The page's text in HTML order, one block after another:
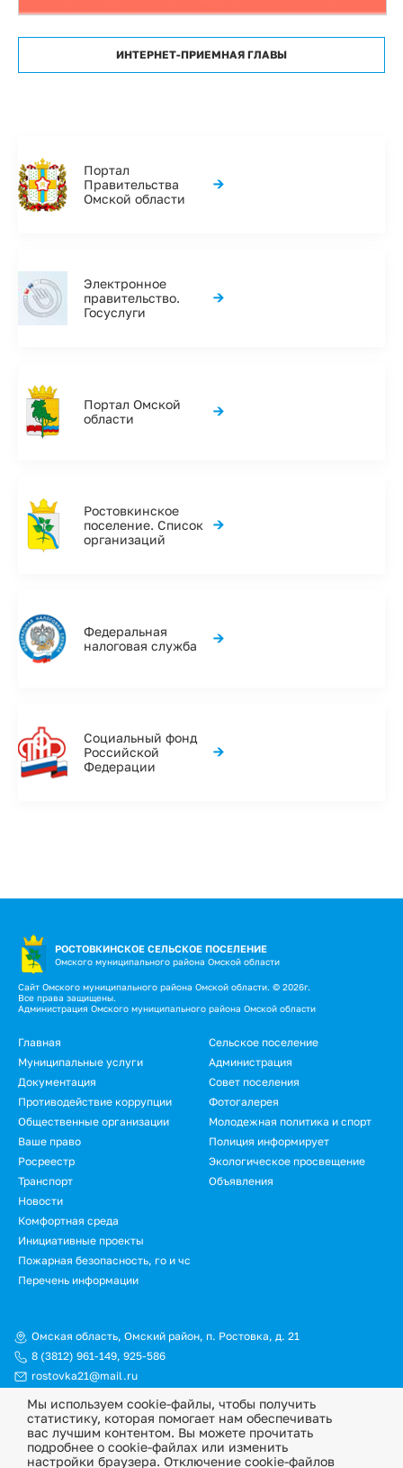
ИНТЕРНЕТ-ПРИЕМНАЯ ГЛАВЫ
Портал
Правительства
Омской области
→
Электронное
правительство.
Госуслуги
→
Портал Омской
области
→
Ростовкинское
поселение. Список
организаций
→
Федеральная
налоговая служба
→
Социальный фонд
Российской
Федерации
→
РОСТОВКИНСКОЕ СЕЛЬСКОЕ ПОСЕЛЕНИЕ
Омского муниципального района Омской области
Сайт Омского муниципального района Омской области. © 2026г.
Все права защищены.
Администрация Омского муниципального района Омской области
Главная
Сельское поселение
Муниципальные услуги
Администрация
Документация
Совет поселения
Противодействие коррупции
Фотогалерея
Общественные организации
Молодежная политика и спорт
Ваше право
Полиция информирует
Росреестр
Экологическое просвещение
Транспорт
Объявления
Новости
Омская область, Омский район, п. Ростовка, д. 21
8 (3812) 961-149, 925-586
rostovka21@mail.ru
Комфортная среда
Инициативные проекты
Пожарная безопасность, го и чс
Перечень информации
© Официальный сайт Ростовкинского сельского поселения
Омского муниципального района Омской области, 2026
Политика конфиденциальности
Мы используем cookie-файлы, чтобы получить
статистику, которая помогает нам обеспечивать
вас лучшим контентом. Вы можете прочитать
подробнее о cookie-файлах или изменить
настройки браузера. Отключение cookie-файлов